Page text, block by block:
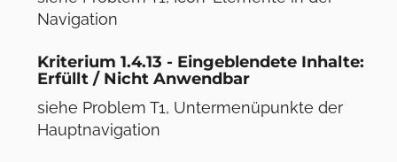
Navigation
Kriterium 1.4.13 - Eingeblendete Inhalte:
Erfüllt / Nicht Anwendbar
siehe Problem T1, Untermenüpunkte der
Hauptnavigation